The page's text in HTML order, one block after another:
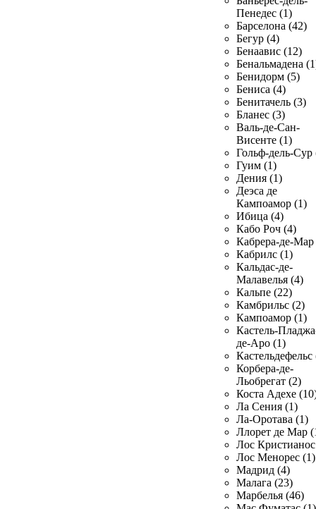
Пенедес (1)
Барселона (42)
Бегур (4)
Бенаавис (12)
Бенальмадена
Бенидорм (5)
Бениса (4)
Бенитачель (3)
Бланес (3)
Валь-де-Сан-
Висенте (1)
Гольф-дель-Сур
Гуим (1)
Дения (1)
Деэса де
Кампоамор (1)
Ибица (4)
Кабо Роч (4)
Кабрера-де-Мар
Кабрилс (1)
Кальдас-де-
Малавелья (4)
Кальпе (22)
Камбрильс (2)
Кампоамор (1)
Кастель-
де-Аро (1)
Кастельдефельс
Корбера-де-
Льобрегат (2)
Коста Адехе
Ла Сения (1)
Ла-Оротава (1)
Ллорет де Мар
Лос
Лос Менорес (1)
Мадрид (4)
Малага (23)
Марбелья (46)